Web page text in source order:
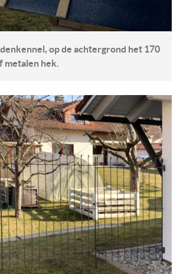
op de achtergrond het 170
metalen hek.